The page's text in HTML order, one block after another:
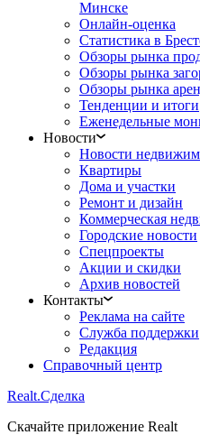
Минске
Онлайн-оценка
Статистика в
Обзоры рынка
Обзоры рынка
Обзоры рынка
Тенденции и итоги
Еженедельные
Новости
Новости
Квартиры
Дома и участки
Ремонт и дизайн
Коммерческая
Городские новости
Спецпроекты
Акции и скидки
Архив новостей
Контакты
Реклама на сайте
Служба поддержки
Редакция
Справочный центр
Realt.Сделка
Скачайте приложение Realt